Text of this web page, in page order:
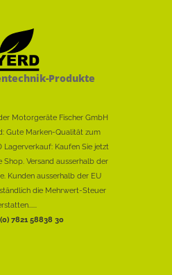
Produkte
Motorgeräte Fischer GmbH
Gute Marken-Qualität zum
Lagerverkauf: Kaufen Sie jetzt
Shop. Versand ausserhalb der
Kunden ausserhalb der EU
die Mehrwert-Steuer
7821 58838 30